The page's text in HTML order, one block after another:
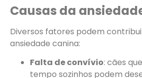
Causas da
Diversos fatores podem
ansiedade canina:
Falta de convívio: cães
tempo sozinhos podem